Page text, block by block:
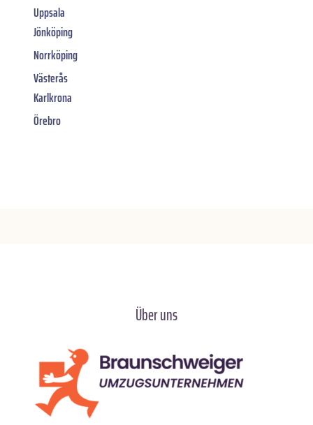
Uppsala
Jönköping
Norrköping
Västerås
Karlkrona
Örebro
Über uns